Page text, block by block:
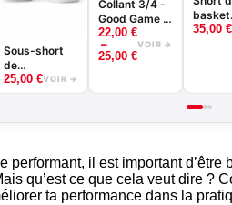
Textile
Sous-short
de
compression
25,00 €VOIR →
Collant 3/4 -
Good Game -
Noir ou Blanc
-
BASKETBALL
22,00 €
–
25,00 €
VOIR →
basket
VENICE
35,00 €
performant, il est important d’être
qu’est ce que cela veut dire ?
ta performance dans la